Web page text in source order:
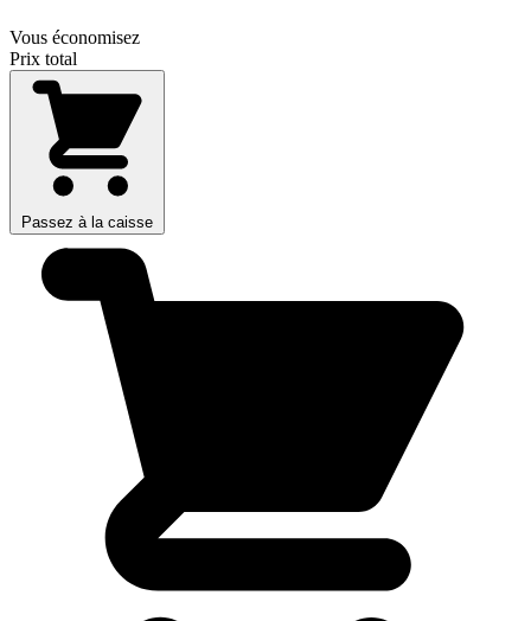
Vous économisez
Prix total
Passez à la caisse